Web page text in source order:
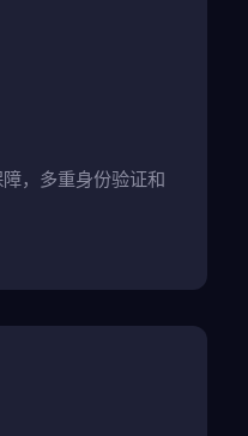
，多重身份验证和